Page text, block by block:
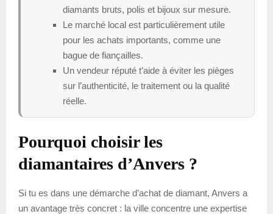
diamants bruts, polis et bijoux sur mesure.
Le marché local est particulièrement utile
pour les achats importants, comme une
bague de fiançailles.
Un vendeur réputé t’aide à éviter les pièges
sur l’authenticité, le traitement ou la qualité
réelle.
Pourquoi choisir les
diamantaires d’Anvers ?
Si tu es dans une démarche d’achat de diamant, Anvers a
un avantage très concret : la ville concentre une expertise